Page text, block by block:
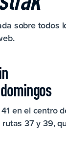
sobre todos
en el centro
37 y 39,